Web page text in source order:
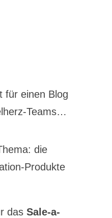
für einen Blog
Teams…
die
Produkte
das Sale-a-